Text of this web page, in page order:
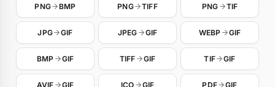
PNG BMP PNG TIFF PNG TIF
JPG GIF JPEG GIF WEBP GIF
BMP GIF TIFF GIF TIF GIF
AVIF GIF ICO GIF PDF GIF